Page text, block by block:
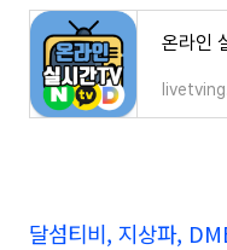
달섬티비, 지상파,